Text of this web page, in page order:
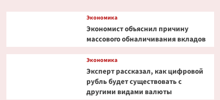
на «вторичку»
Экономика
Экономист объяснил причину
массового обналичивания вкладов
Экономика
Эксперт рассказал, как цифровой
рубль будет существовать с
другими видами валюты